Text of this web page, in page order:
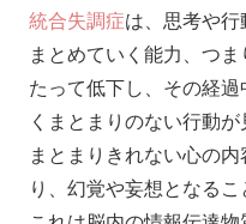
統合失調症は、思考や行
まとめていく能力、つ
たって低下し、その経
くまとまりのない行動が
まとまりきれない心の
り、幻覚や妄想となるこ